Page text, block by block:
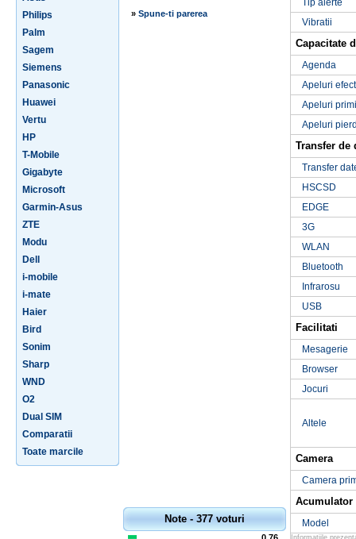
Philips
Palm
Sagem
Siemens
Panasonic
Huawei
Vertu
HP
T-Mobile
Gigabyte
Microsoft
Garmin-Asus
ZTE
Modu
Dell
i-mobile
i-mate
Haier
Bird
Sonim
Sharp
WND
O2
Dual SIM
Comparatii
Toate marcile
» Spune-ti parerea
Note - 377 voturi
Tip alerte
Vibratii
Capacitate
Agenda
Apeluri
Apeluri
Apeluri
Transfer de
Transfer
HSCSD
EDGE
3G
WLAN
Bluetooth
Infrarosu
USB
Facilitati
Mesagerie
Browser
Jocuri
Altele
Camera
Camera
Acumulator
Model
Informatiile